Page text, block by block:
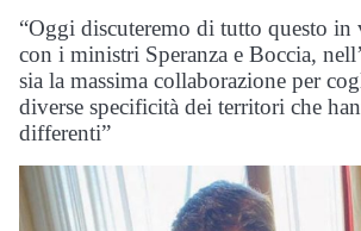
“Oggi discuteremo di tutto questo in
con i ministri Speranza e Boccia,
sia la massima collaborazione per
diverse specificità dei territori che
differenti”